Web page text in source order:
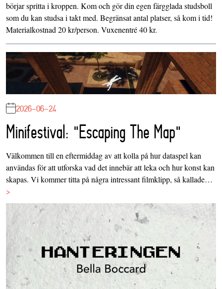
börjar spritta i kroppen. Kom och gör din egen färgglada studsboll
som du kan studsa i takt med. Begränsat antal platser, så kom i tid!
Materialkostnad 20 kr/person. Vuxenentré 40 kr.
2026-06-24
Minifestival: "Escaping The Map"
Välkommen till en eftermiddag av att kolla på hur dataspel kan
användas för att utforska vad det innebär att leka och hur konst kan
skapas. Vi kommer titta på några intressant filmklipp, så kallade…
>